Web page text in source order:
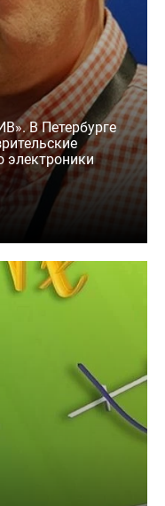
В Петербурге
электроники